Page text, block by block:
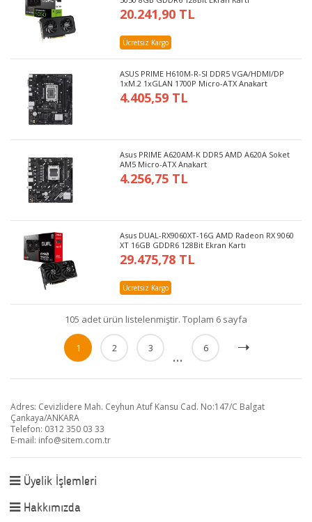
20.241,90 TL
Ücretsiz Kargo
ASUS PRIME H610M-R-SI DDR5 VGA/HDMI/DP
1xM.2 1xGLAN 1700P Micro-ATX Anakart
4.405,59 TL
Asus PRIME A620AM-K DDR5 AMD A620A Soket
AM5 Micro-ATX Anakart
4.256,75 TL
Asus DUAL-RX9060XT-16G AMD Radeon RX 9060
XT 16GB GDDR6 128Bit Ekran Kartı
29.475,78 TL
Ücretsiz Kargo
105 adet ürün listelenmiştir. Toplam 6 sayfa
1 2 3 ... 6
Adres: Cevizlidere Mah. Ceyhun Atuf Kansu Cad. No:147/C Balgat
Çankaya/ANKARA
Telefon: 0312 350 03 33
E-mail: info@sitem.com.tr
Üyelik İşlemleri
Hakkımızda